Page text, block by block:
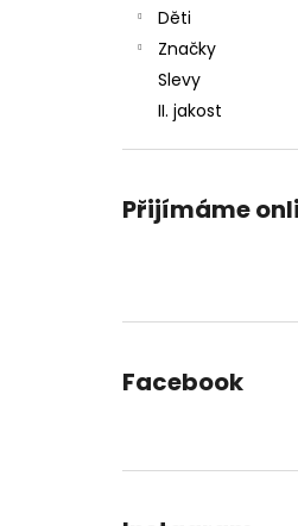
Děti
Značky
Slevy
II. jakost
Přijímáme
Facebook